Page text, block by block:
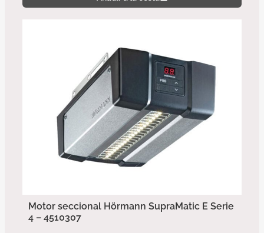
Motor seccional Hörmann SupraMatic E Serie
4 – 4510307